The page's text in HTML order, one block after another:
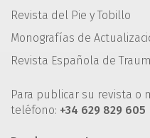
Revista del Pie y Tobillo
Monografías de
Revista Española de
Para publicar su revista o
teléfono: +34 629 829 605